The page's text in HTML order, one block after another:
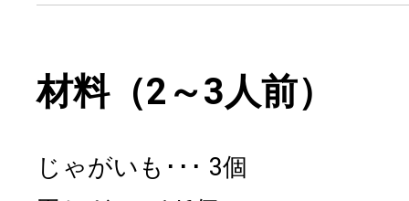
材料（2～3人前）
じゃがいも
3個